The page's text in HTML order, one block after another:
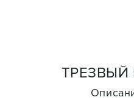
ТРЕЗВЫЙ